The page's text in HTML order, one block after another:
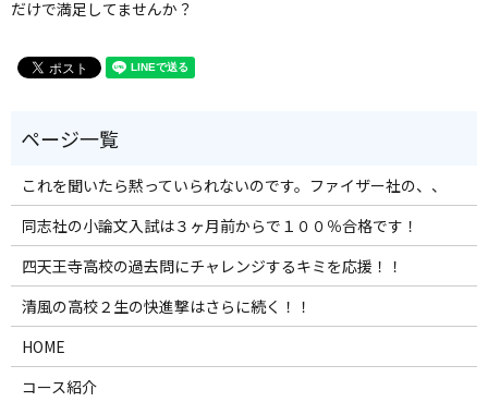
だけで満足してませんか？
これを聞いたら黙っていられないのです。ファイザー社の、、
同志社の小論文入試は３ヶ月前からで１００％合格です！
四天王寺高校の過去問にチャレンジするキミを応援！！
清風の高校２生の快進撃はさらに続く！！
HOME
コース紹介